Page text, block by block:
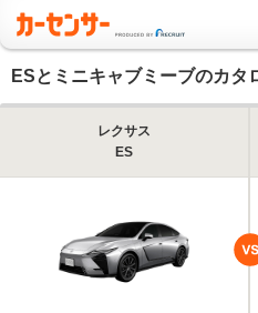
ESとミニキャブミーブのカタ
レクサス
ES